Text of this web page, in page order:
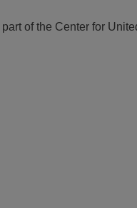
of the Center for